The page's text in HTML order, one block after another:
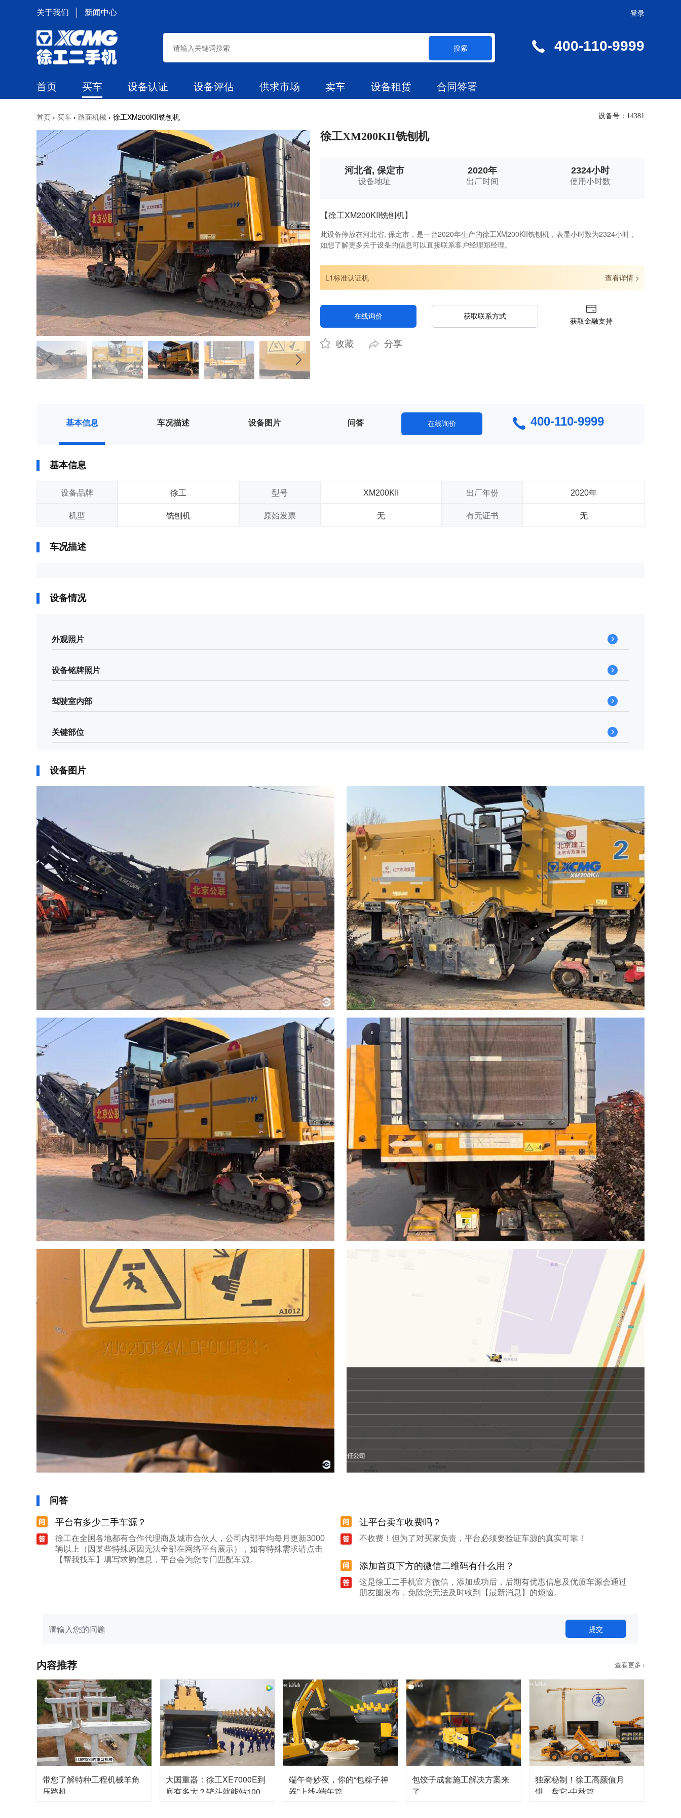
关于我们 新闻中心 登录
搜索 400-110-9999
首页 买车 设备认证 设备评估 供求市场 卖车 设备租赁 合同签署
首页 › 买车 › 路面机械 › 徐工XM200KII铣刨机 设备号：14381
徐工XM200KII铣刨机
河北省, 保定市
设备地址
2020年
出厂时间
2324小时
使用小时数
【徐工XM200KII铣刨机】
此设备停放在河北省, 保定市，是一台2020年生产的徐工XM200KII铣刨机，表显小时数为2324小时，
如想了解更多关于设备的信息可以直接联系客户经理郑经理。
L1标准认证机 查看详情 >
在线询价 获取联系方式
获取金融支持
收藏 分享
基本信息 车况描述 设备图片 问答 在线询价 400-110-9999
基本信息
设备品牌 徐工 型号 XM200KII 出厂年份 2020年
机型 铣刨机 原始发票 无 有无证书 无
车况描述
设备情况
外观照片
设备铭牌照片
驾驶室内部
关键部位
设备图片
问答
平台有多少二手车源？
徐工在全国各地都有合作代理商及城市合伙人，公司内部平均每月更新3000
辆以上（因某些特殊原因无法全部在网络平台展示），如有特殊需求请点击
【帮我找车】填写求购信息，平台会为您专门匹配车源。
让平台卖车收费吗？
不收费！但为了对买家负责，平台必须要验证车源的真实可靠！
添加首页下方的微信二维码有什么用？
这是徐工二手机官方微信，添加成功后，后期有优惠信息及优质车源会通过
朋友圈发布，免除您无法及时收到【最新消息】的烦恼。
提交
内容推荐 查看更多 ›
带您了解特种工程机械羊角
压路机
大国重器：徐工XE7000E到
底有多大？铲斗就能站100
端午奇妙夜，你的“包粽子神
器”上线-端午篇
包饺子成套施工解决方案来
了
独家秘制！徐工高颜值月
饼，盘它-中秋篇